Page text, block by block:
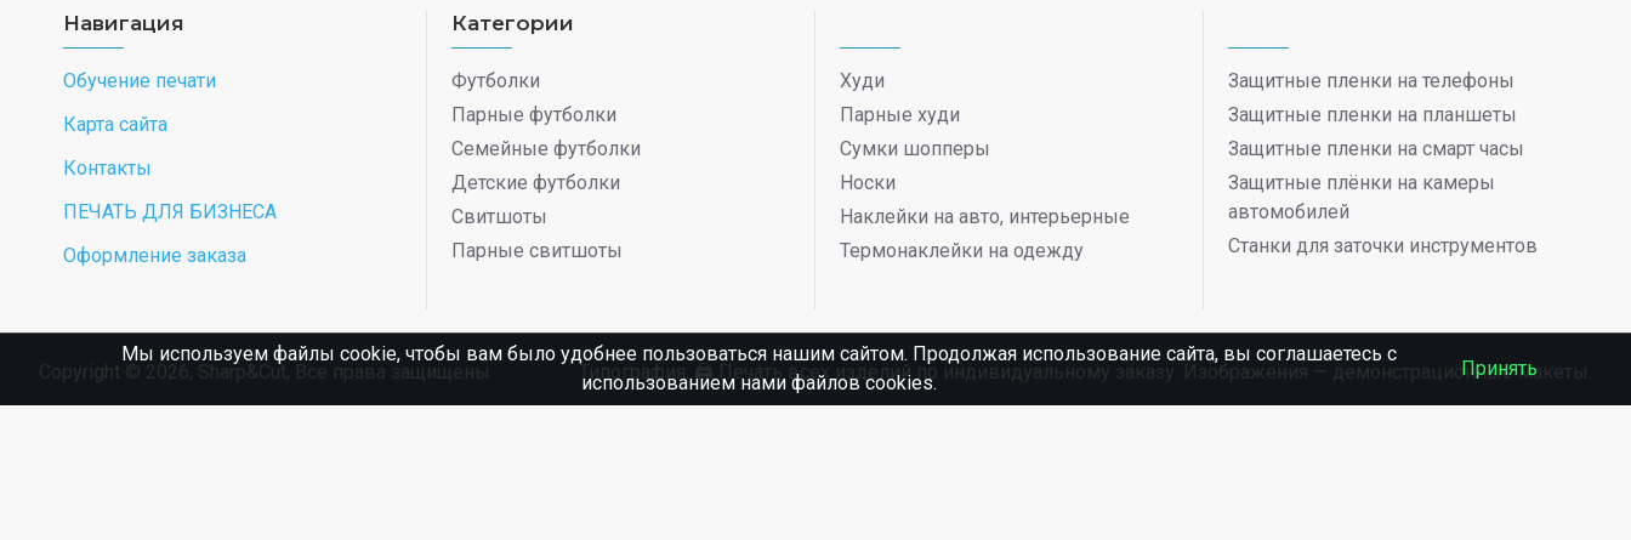
Навигация
Обучение печати
Карта сайта
Контакты
ПЕЧАТЬ ДЛЯ БИЗНЕСА
Оформление заказа
Категории
Футболки
Парные футболки
Семейные футболки
Детские футболки
Свитшоты
Парные свитшоты
Худи
Парные худи
Сумки шопперы
Носки
Наклейки на авто, интерьерные
Термонаклейки на одежду
Защитные пленки на телефоны
Защитные пленки на планшеты
Защитные пленки на смарт часы
Защитные плёнки на камеры
автомобилей
Станки для заточки инструментов
Copyright © 2026, Sharp&Cut, Все права защищены Типография. 🖨️ Печать всех изделий по индивидуальному заказу. Изображения — демонстрационные макеты.
Мы используем файлы cookie, чтобы вам было удобнее пользоваться нашим сайтом. Продолжая использование сайта, вы соглашаетесь c
использованием нами файлов cookies.
Принять